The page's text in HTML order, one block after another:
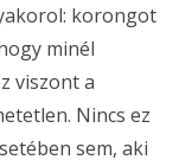
korongot
minél
viszont a
Nincs ez
sem, aki